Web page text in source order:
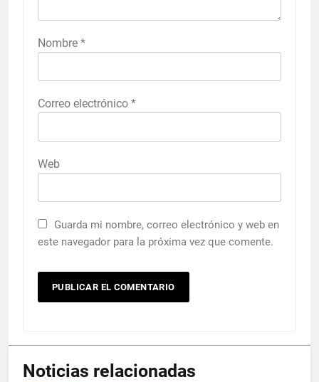
Nombre *
Correo electrónico *
Web
Guarda mi nombre, correo electrónico y web en
este navegador para la próxima vez que comente.
Noticias relacionadas